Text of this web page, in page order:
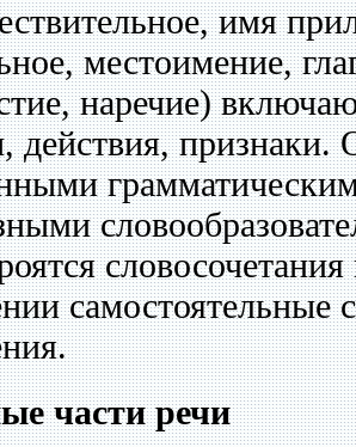
имя
местоимение,
наречие)
действия, признаки.
самостоятельные
части речи